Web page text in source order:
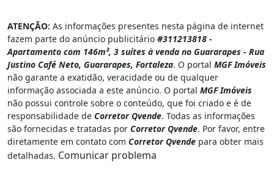
ATENÇÃO: As informações presentes nesta página de internet
fazem parte do anúncio publicitário #311213818 -
Apartamento com 146m², 3 suítes à venda no Guararapes - Rua
Justino Café Neto, Guararapes, Fortaleza. O portal MGF Imóveis
não garante a exatidão, veracidade ou de qualquer
informação associada a este anúncio. O portal MGF Imóveis
não possui controle sobre o conteúdo, que foi criado e é de
responsabilidade de Corretor Qvende. Todas as informações
são fornecidas e tratadas por Corretor Qvende. Por favor, entre
diretamente em contato com Corretor Qvende para obter mais
detalhadas. Comunicar problema